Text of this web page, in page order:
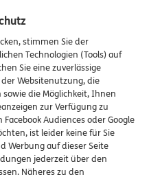
Trier
Wittenberge Wittstock-
Würzburg
junge Leute
stimmen Sie der
Technologien (Tools) auf
Sie eine zuverlässige
Websitenutzung, die
die Möglichkeit, Ihnen
zur Verfügung zu
Audiences oder Google
ist leider keine für Sie
Werbung auf dieser Seite
jederzeit über den
Näheres zu den